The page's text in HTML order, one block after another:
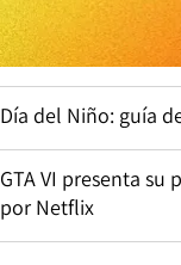
Día del Niño: guía
GTA VI presenta
por Netflix